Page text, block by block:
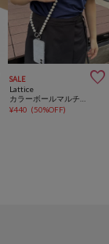
SALE 
Lattice
¥440 (50%OFF)